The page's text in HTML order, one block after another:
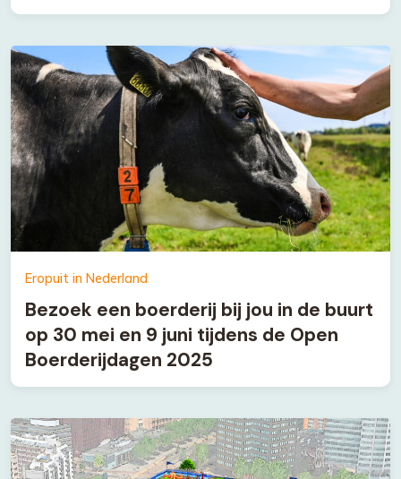
Eropuit in Nederland
Bezoek een boerderij bij jou in de buurt
op 30 mei en 9 juni tijdens de Open
Boerderijdagen 2025